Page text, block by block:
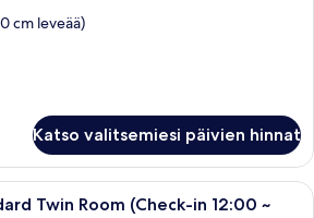
cm leveää)
Katso valitsemiesi päivien hinnat
Hotellihuone, jossa on kaksi
Twin Room (Check-in 12:00 ~